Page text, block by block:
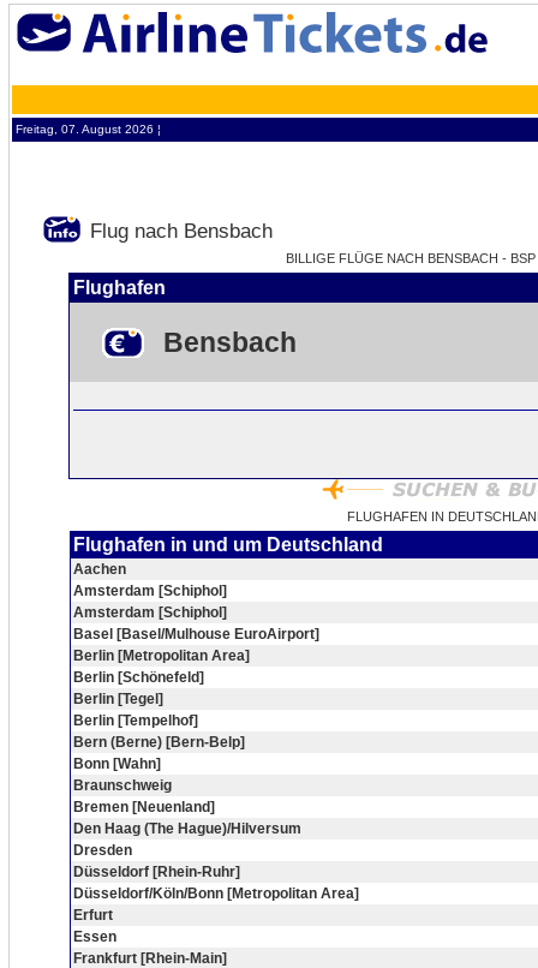
Freitag, 07. August 2026 ¦
Flug nach Bensbach
BILLIGE FLÜGE NACH BENSBACH -
Flughafen
Bensbach
FLUGHAFEN IN
Flughafen in und um Deutschland
Aachen
Amsterdam [Schiphol]
Amsterdam [Schiphol]
Basel [Basel/Mulhouse EuroAirport]
Berlin [Metropolitan Area]
Berlin [Schönefeld]
Berlin [Tegel]
Berlin [Tempelhof]
Bern (Berne) [Bern-Belp]
Bonn [Wahn]
Braunschweig
Bremen [Neuenland]
Den Haag (The Hague)/Hilversum
Dresden
Düsseldorf [Rhein-Ruhr]
Düsseldorf/Köln/Bonn [Metropolitan Area]
Erfurt
Essen
Frankfurt [Rhein-Main]